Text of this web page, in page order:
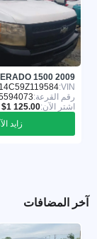
VIN:
رقم القرعة:
اشترِ الآن:
زايد
آخر المضافات